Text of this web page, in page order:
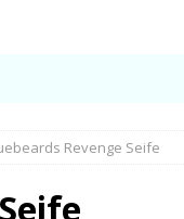
Revenge Seife